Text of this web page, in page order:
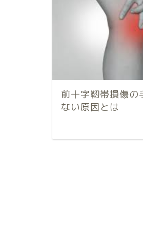
前十字靭帯損傷の
ない原因とは